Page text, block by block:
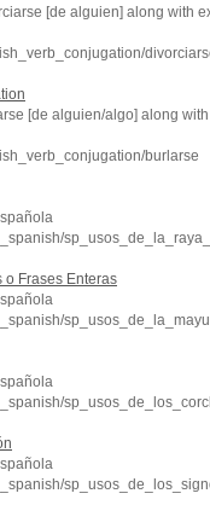
[de alguien] along with
[de alguien/algo] along
burlarse
Frases Enteras